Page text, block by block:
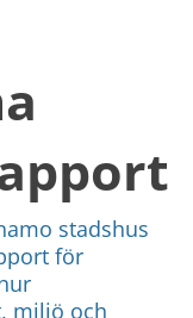
stadshus
för
miljö och